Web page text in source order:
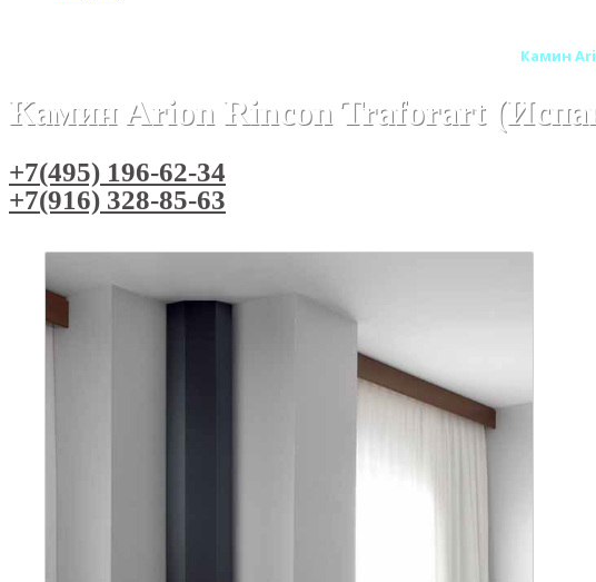
Камин
Камин Arion Rincon Traforart
+7(495) 196-62-34
+7(916) 328-85-63